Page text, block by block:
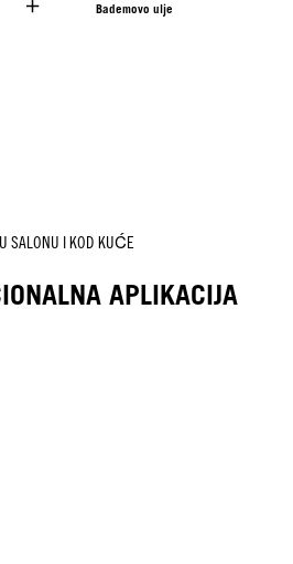
Bademovo ulje
SALONU I KOD KUĆE
APLIKACIJA